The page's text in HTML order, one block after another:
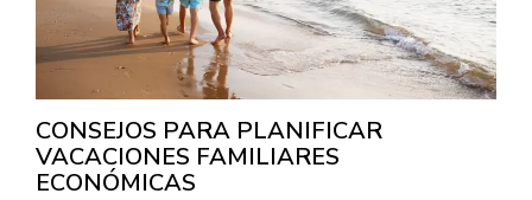
CONSEJOS PARA PLANIFICAR
VACACIONES FAMILIARES
ECONÓMICAS